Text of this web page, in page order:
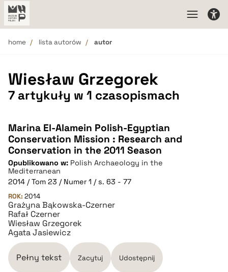
home lista autorów autor
Wiesław Grzegorek
7 artykuły w 1 czasopismach
Marina El-Alamein Polish-Egyptian
Conservation Mission : Research and
Conservation in the 2011 Season
Opublikowano w: Polish Archaeology in the
Mediterranean
2014 / Tom 23 / Numer 1 / s. 63 - 77
ROK: 2014
Grażyna Bąkowska-Czerner
Rafał Czerner
Wiesław Grzegorek
Agata Jasiewicz
Pełny tekst Zacytuj Udostępnij